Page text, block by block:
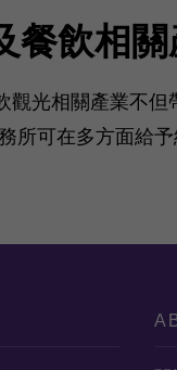
餐飲相
觀光相關產業不但
所可在多方面給